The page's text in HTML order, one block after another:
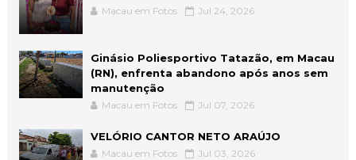
Macau em Fotos Jul 24, 2026
Ginásio Poliesportivo Tatazão, em Macau
(RN), enfrenta abandono após anos sem
manutenção
Macau em Fotos Jul 07, 2026
VELÓRIO CANTOR NETO ARAÚJO
Macau em Fotos Jul 03, 2026